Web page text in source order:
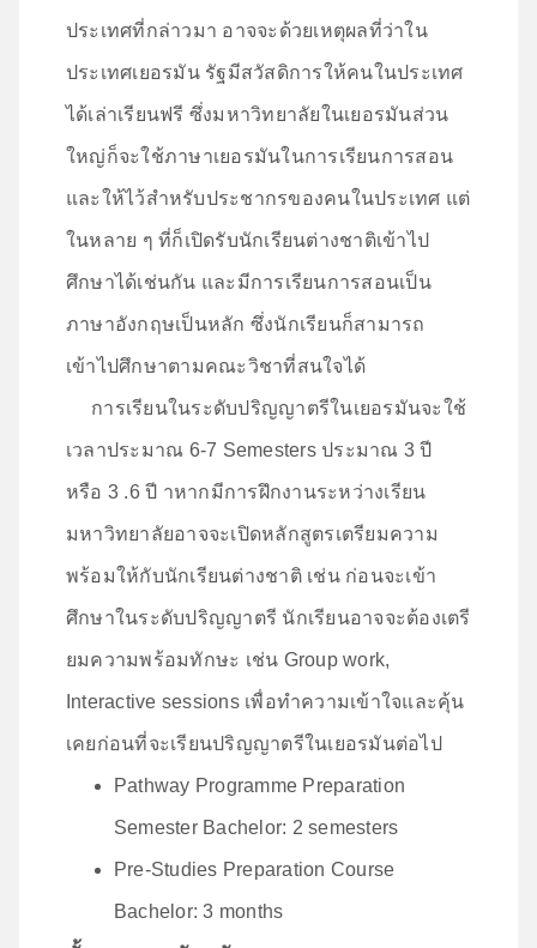
ประเทศที่กล่าวมา อาจจะด้วยเหตุผลที่ว่าใน
ประเทศเยอรมัน รัฐมีสวัสดิการให้คนในประเทศ
ได้เล่าเรียนฟรี ซึ่งมหาวิทยาลัยในเยอรมันส่วน
ใหญ่ก็จะใช้ภาษาเยอรมันในการเรียนการสอน
และให้ไว้สำหรับประชากรของคนในประเทศ แต่
ในหลาย ๆ ที่ก็เปิดรับนักเรียนต่างชาติเข้าไป
ศึกษาได้เช่นกัน และมีการเรียนการสอนเป็น
ภาษาอังกฤษเป็นหลัก ซึ่งนักเรียนก็สามารถ
เข้าไปศึกษาตามคณะวิชาที่สนใจได้
การเรียนในระดับปริญญาตรีในเยอรมันจะใช้
เวลาประมาณ 6-7 Semesters ประมาณ 3 ปี
หรือ 3 .6 ปี าหากมีการฝึกงานระหว่างเรียน
มหาวิทยาลัยอาจจะเปิดหลักสูตรเตรียมความ
พร้อมให้กับนักเรียนต่างชาติ เช่น ก่อนจะเข้า
ศึกษาในระดับปริญญาตรี นักเรียนอาจจะต้องเตรี
ยมความพร้อมทักษะ เช่น Group work,
Interactive sessions เพื่อทำความเข้าใจและคุ้น
เคยก่อนที่จะเรียนปริญญาตรีในเยอรมันต่อไป
Pathway Programme Preparation
Semester Bachelor: 2 semesters
Pre-Studies Preparation Course
Bachelor: 3 months